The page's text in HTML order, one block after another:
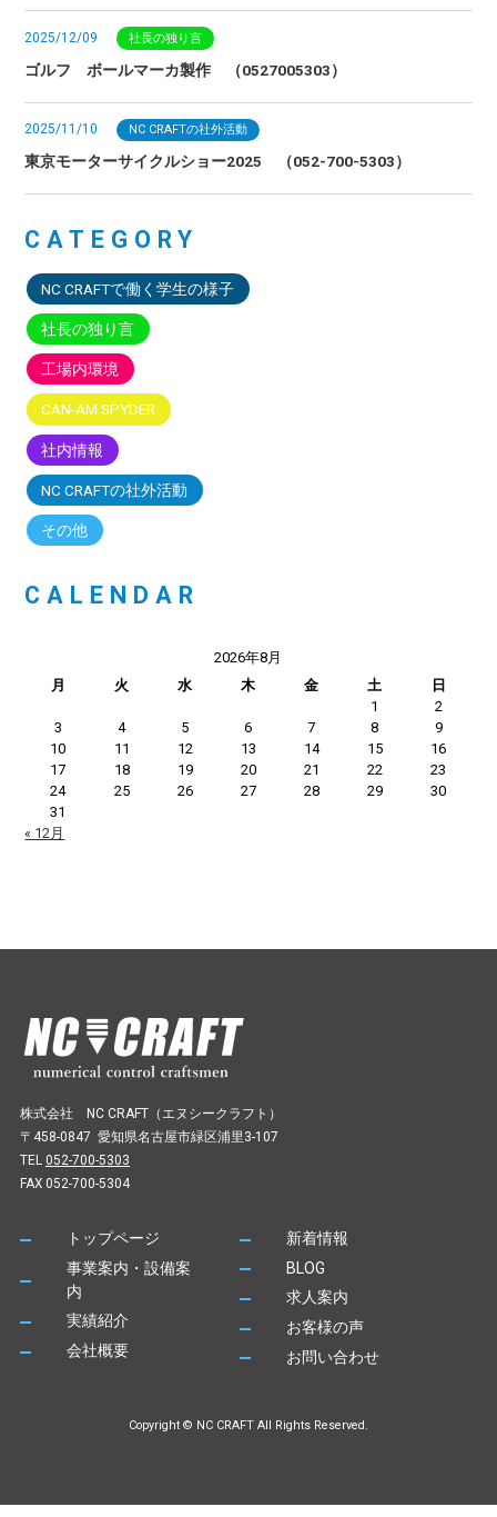
2025/12/09 社長の独り言
ゴルフ ボールマーカ製作 （0527005303）
2025/11/10 NC CRAFTの社外活動
東京モーターサイクルショー2025 （052-700-5303）
CATEGORY
NC CRAFTで働く学生の様子
社長の独り言
工場内環境
CAN-AM SPYDER
社内情報
NC CRAFTの社外活動
その他
CALENDAR
2026年8月
月
火 水 木 金 土
日
1
2
3
4 5 6 7 8
9
10
11 12 13 14 15
16
17
18 19 20 21 22
23
24
25 26 27 28 29
30
31
« 12月
株式会社 NC CRAFT（エヌシークラフト）
〒458-0847 愛知県名古屋市緑区浦里3-107
TEL 052-700-5303
FAX 052-700-5304
トップページ
事業案内・設備案
内
実績紹介
会社概要
新着情報
BLOG
求人案内
お客様の声
お問い合わせ
Copyright © NC CRAFT All Rights Reserved.